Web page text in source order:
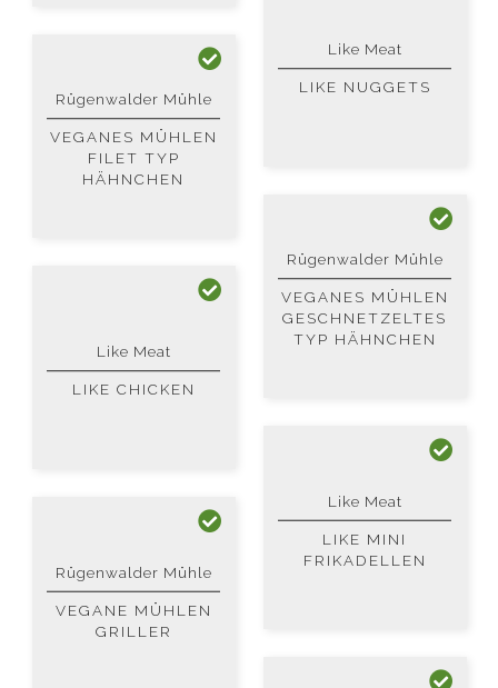
Like Meat
LIKE NUGGETS
Rügenwalder Mühle
VEGANES MÜHLEN
FILET TYP
HÄHNCHEN
Rügenwalder Mühle
VEGANES MÜHLEN
GESCHNETZELTES
TYP HÄHNCHEN
Like Meat
LIKE CHICKEN
Like Meat
LIKE MINI
FRIKADELLEN
Rügenwalder Mühle
VEGANE MÜHLEN
GRILLER